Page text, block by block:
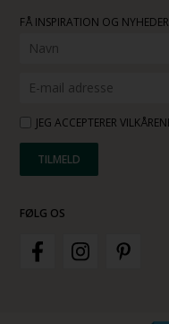
FÅ INSPIRATION OG NYHEDER
JEG ACCEPTERER
FØLG OS